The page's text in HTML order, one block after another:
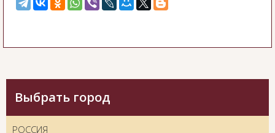
Выбрать город
РОССИЯ